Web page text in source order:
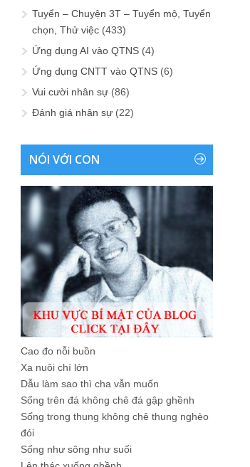
Tuyển – Chuyện 3T – Tuyển mộ, Tuyển
chọn, Thử việc (433)
Ứng dụng AI vào QTNS (4)
Ứng dụng CNTT vào QTNS (6)
Vui cười nhân sự (86)
Đánh giá nhân sự (22)
NÓI VỚI CON
Cao đo nỗi buồn
Xa nuôi chí lớn
Dẫu làm sao thì cha vẫn muốn
Sống trên đá không chê đá gập ghềnh
Sống trong thung không chê thung nghèo
đói
Sống như sông như suối